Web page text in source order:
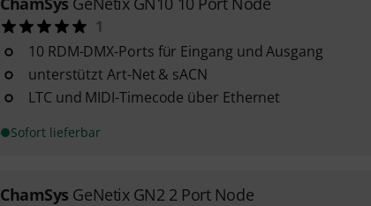
1
10 RDM-DMX-Ports für Eingang und Ausgang
unterstützt Art-Net & sACN
LTC und MIDI-Timecode über Ethernet
Sofort lieferbar
ChamSys GeNetix GN2 2 Port Node